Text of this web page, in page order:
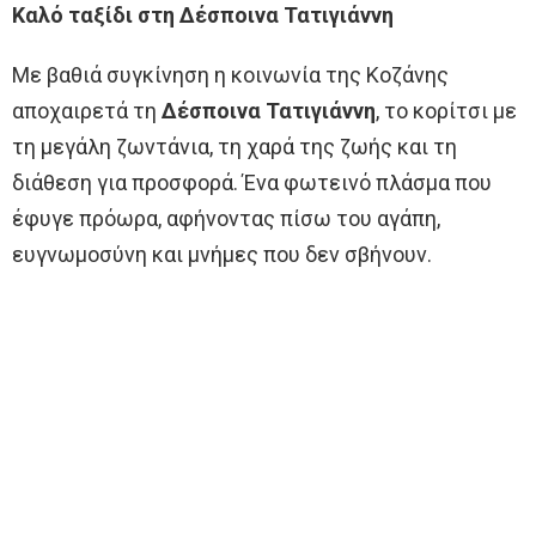
Καλό ταξίδι στη Δέσποινα Τατιγιάννη
Με βαθιά συγκίνηση η κοινωνία της Κοζάνης
αποχαιρετά τη Δέσποινα Τατιγιάννη, το κορίτσι με
τη μεγάλη ζωντάνια, τη χαρά της ζωής και τη
διάθεση για προσφορά. Ένα φωτεινό πλάσμα που
έφυγε πρόωρα, αφήνοντας πίσω του αγάπη,
ευγνωμοσύνη και μνήμες που δεν σβήνουν.